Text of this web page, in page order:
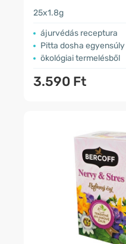
25x1.8g
ájurvédás receptura
Pitta dosha egyensúly
ökológiai termelésből
3.590 Ft